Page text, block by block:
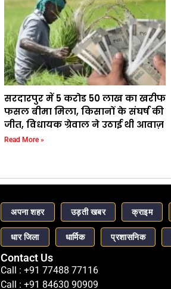
सरदारपुर में 5 करोड 50 लाख का खरीफ
फसल बीमा मिला, किसानों के संघर्ष की
जीत, विधायक ग्रेवाल ने उठाई थी आवाज़
Read More »
अपना शहर उड़ती खबर क्राइम
धार जिला धार्मिक प्रशासनिक
Contact Us
Call : +91 77488 77116
Call : +91 84630 90909